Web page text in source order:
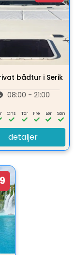
bådtur i Serik
08:00 - 21:00
Ons Tor Fre Lør Søn
detaljer